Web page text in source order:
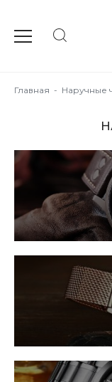
Главная - Наручные